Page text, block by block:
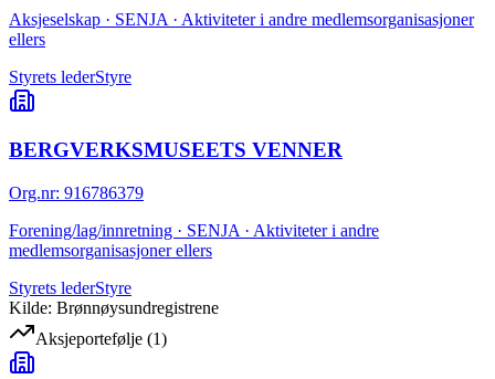
Aksjeselskap · SENJA · Aktiviteter i andre medlemsorganisasjoner
ellers
Styrets lederStyre
BERGVERKSMUSEETS VENNER
Org.nr: 916786379
Forening/lag/innretning · SENJA · Aktiviteter i andre
medlemsorganisasjoner ellers
Styrets lederStyre
Kilde: Brønnøysundregistrene
Aksjeportefølje (1)